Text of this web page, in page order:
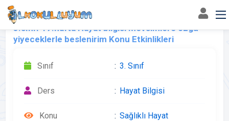
3.sınıf 17.hafta Hayat bilgisi Mevsimlere özgü
yiyeceklerle beslenirim Konu Etkinlikleri
Sınıf 3. Sınıf
Ders Hayat Bilgisi
Konu Sağlıklı Hayat